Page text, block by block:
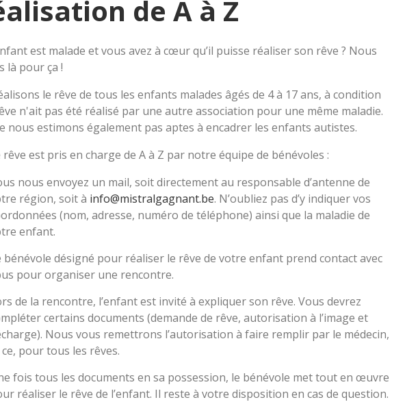
de A à Z
est malade et vous avez à cœur qu’il puisse réaliser son rêve ? Nous
là pour ça !
le rêve de tous les enfants malades âgés de 4 à 17 ans, à condition
n'ait pas été réalisé par une autre association pour une même maladie.
nous estimons également pas aptes à encadrer les enfants autistes.
rêve est pris en charge de A à Z par notre équipe de bénévoles :
nous envoyez un mail, soit directement au responsable d’antenne de
région, soit à info@mistralgagnant.be. N’oubliez pas d’y indiquer vos
(nom, adresse, numéro de téléphone) ainsi que la maladie de
enfant.
bénévole désigné pour réaliser le rêve de votre enfant prend contact avec
pour organiser une rencontre.
de la rencontre, l’enfant est invité à expliquer son rêve. Vous devrez
certains documents (demande de rêve, autorisation à l’image et
Nous vous remettrons l’autorisation à faire remplir par le médecin,
pour tous les rêves.
fois tous les documents en sa possession, le bénévole met tout en œuvre
réaliser le rêve de l’enfant. Il reste à votre disposition en cas de question.